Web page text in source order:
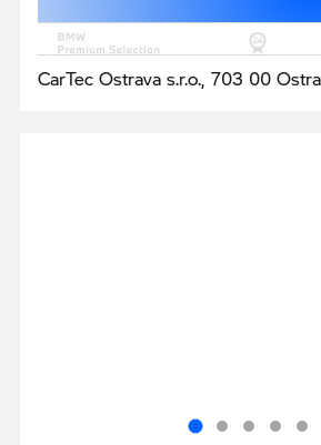
CarTec Ostrava s.r.o., 703 00